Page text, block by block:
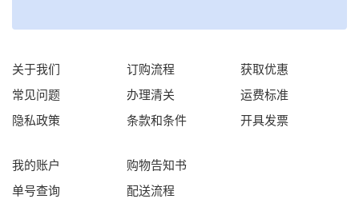
关于我们
常见问题
隐私政策
订购流程
办理清关
条款和条件
获取优惠
运费标准
开具发票
我的账户
单号查询
购物告知书
配送流程